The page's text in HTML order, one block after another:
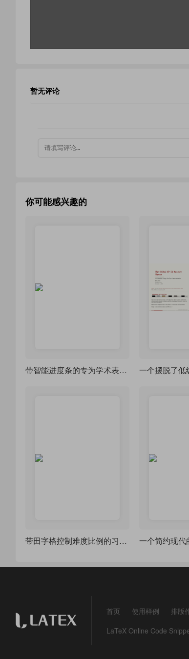
暂无评论
你可能感兴趣的
带智能进度条的专为学术表达而来的 beamer 主题样式
带田字格控制难度比例的习题模板
首页 使用样例 排版
LaTeX Online Code